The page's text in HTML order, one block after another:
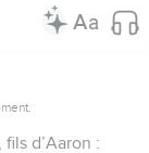
d’Aaron :